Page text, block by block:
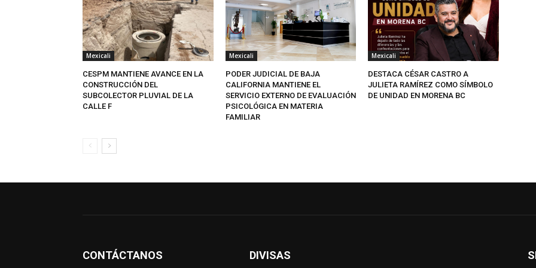
Mexicali
CESPM MANTIENE AVANCE EN LA
CONSTRUCCIÓN DEL
SUBCOLECTOR PLUVIAL DE LA
CALLE F
Mexicali
PODER JUDICIAL DE BAJA
CALIFORNIA MANTIENE EL
SERVICIO EXTERNO DE EVALUACIÓN
PSICOLÓGICA EN MATERIA
FAMILIAR
Mexicali
DESTACA CÉSAR CASTRO A
JULIETA RAMÍREZ COMO SÍMBOLO
DE UNIDAD EN MORENA BC
CONTÁCTANOS DIVISAS